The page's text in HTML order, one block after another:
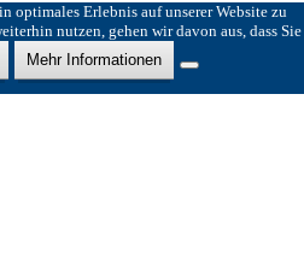
optimales Erlebnis auf unserer Website zu
nutzen, gehen wir davon aus, dass Sie
Mehr Informationen